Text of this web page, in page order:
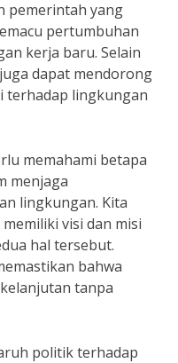
pemerintah yang
pertumbuhan
kerja baru. Selain
dapat mendorong
terhadap lingkungan
memahami betapa
menjaga
lingkungan. Kita
visi dan misi
hal tersebut.
bahwa
tanpa
politik terhadap